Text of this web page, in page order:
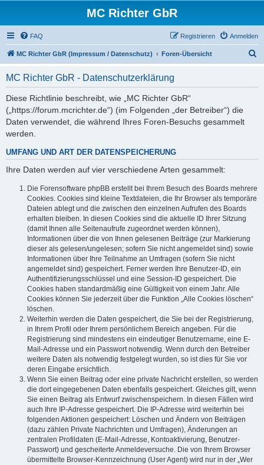
MC Richter GbR
FAQ Anmelden
Registrieren
MC Richter GbR (Impressum / Datenschutz) Foren-Übersicht
MC Richter GbR - Datenschutzerklärung
Diese Richtlinie beschreibt, wie „MC Richter GbR“
(„https://forum.mcrichter.de“) (im Folgenden „der Betreiber“) die
Daten verwendet, die während Ihres Foren-Besuchs gesammelt
werden.
UMFANG UND ART DER DATENSPEICHERUNG
Ihre Daten werden auf vier verschiedene Arten gesammelt:
Die Forensoftware phpBB erstellt bei Ihrem Besuch des Boards mehrere
Cookies. Cookies sind kleine Textdateien, die Ihr Browser als temporäre
Dateien ablegt und die zwischen den einzelnen Aufrufen des Boards
erhalten bleiben. In diesen Cookies sind die aktuelle ID Ihrer Sitzung
(damit Ihnen alle Seitenaufrufe zugeordnet werden können),
Informationen über die von Ihnen gelesenen Beiträge (zur Markierung
dieser als gelesen/ungelesen; sofern Sie nicht angemeldet sind) sowie
Informationen über Ihre Teilnahme an Umfragen (sofern Sie nicht
angemeldet sind) gespeichert. Ferner werden Ihre Benutzer-ID, ein
Authentifizierungsschlüssel und eine Session-ID gespeichert. Die
Cookies haben standardmäßig eine Gültigkeit von einem Jahr. Alle
Cookies können Sie jederzeit über die Funktion „Alle Cookies löschen“
löschen.
Weiterhin werden die Daten gespeichert, die Sie bei der Registrierung,
in Ihrem Profil oder Ihrem persönlichem Bereich angeben. Für die
Registrierung sind mindestens ein eindeutiger Benutzername, eine E-
Mail-Adresse und ein Passwort notwendig. Wenn durch den Betreiber
weitere Daten als notwendig festgelegt wurden, so ist dies für Sie vor
deren Eingabe ersichtlich.
Wenn Sie einen Beitrag oder eine private Nachricht erstellen, so werden
die dort eingegebenen Daten ebenfalls gespeichert. Gleiches gilt, wenn
Sie einen Beitrag als Entwurf zwischenspeichern. In diesen Fällen wird
auch Ihre IP-Adresse gespeichert. Die IP-Adresse wird weiterhin bei
folgenden Aktionen gespeichert: Löschen und Ändern von Beiträgen
(dazu zählen Private Nachrichten und Umfragen), Änderungen an
zentralen Profildaten (E-Mail-Adresse, Kontoaktivierung, Benutzer-
Passwort) und gescheiterte Anmeldeversuche. Die von Ihrem Browser
übermittelte Browser-Kennzeichnung (User Agent) wird nur in der „Wer